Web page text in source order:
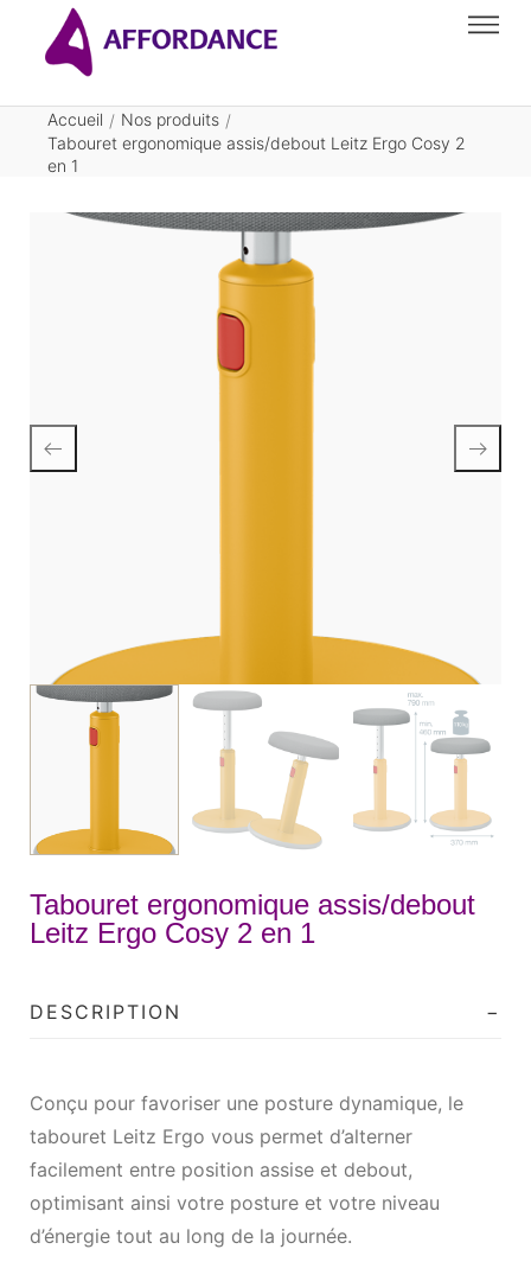
Accueil / Nos produits /
Tabouret ergonomique assis/debout Leitz Ergo Cosy 2
en 1
Tabouret ergonomique assis/debout
Leitz Ergo Cosy 2 en 1
DESCRIPTION
Conçu pour favoriser une posture dynamique, le
tabouret Leitz Ergo vous permet d’alterner
facilement entre position assise et debout,
optimisant ainsi votre posture et votre niveau
d’énergie tout au long de la journée.